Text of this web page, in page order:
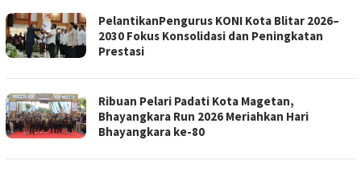
PelantikanPengurus KONI Kota Blitar 2026–
2030 Fokus Konsolidasi dan Peningkatan
Prestasi
Ribuan Pelari Padati Kota Magetan,
Bhayangkara Run 2026 Meriahkan Hari
Bhayangkara ke-80